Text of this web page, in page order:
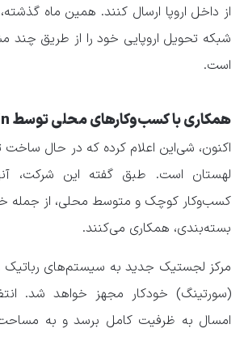
شبکه تحویل اروپایی خود را از طریق چند
است.
همکاری با کسب‌وکارهای محلی توسط Shein
اکنون، شی‌این اعلام کرده که در حال
کسب‌وکار کوچک و متوسط محلی، از جمله
بسته‌بندی، همکاری می‌کنند.
مرکز لجستیک جدید به سیستم‌های
(سورتینگ) خودکار مجهز خواهد شد.